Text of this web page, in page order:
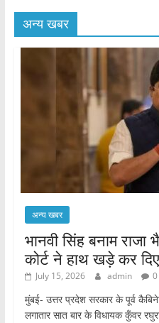
अन्य खबर
अन्य खबर
भानवी सिंह बनाम
कोर्ट ने हाथ खड़े कर दिए
July 15, 2026 admin 0
मुंबई- उत्तर प्रदेश सरकार के पूर्व
लगातार सात बार के विधायक कुँवर